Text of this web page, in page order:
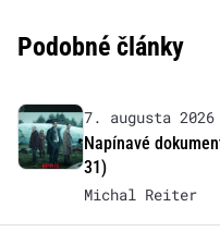
Podobné články
7. augusta 2026
Napínavé
31)
Michal Reiter